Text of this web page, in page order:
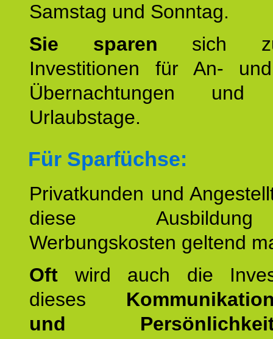
Samstag und Sonntag.
Sie sparen sich
Investitionen für An-
Übernachtungen und
Urlaubstage.
Für Sparfüchse:
Privatkunden und
diese
Werbungskosten geltend
Oft wird auch die
dieses
und